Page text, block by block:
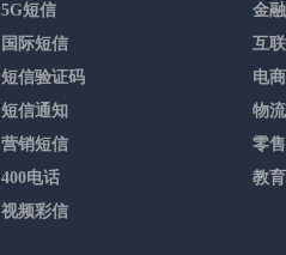
5G短信
国际短信
短信验证码
短信通知
营销短信
400电话
视频彩信
金
互
电
物
零
教